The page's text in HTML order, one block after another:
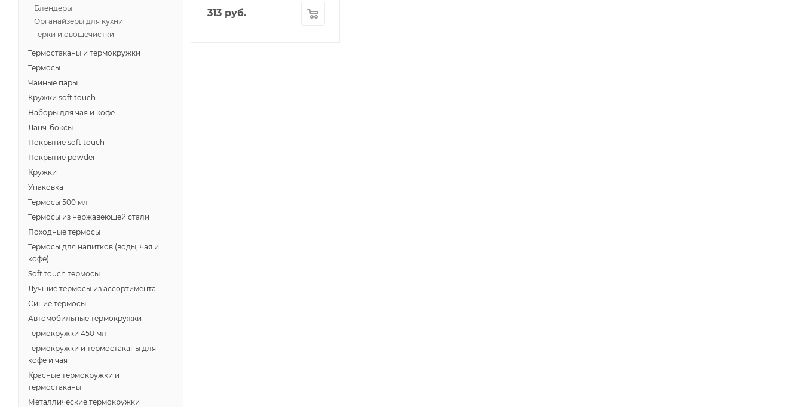
313 руб.
Блендеры
Органайзеры для кухни
Терки и овощечистки
Термостаканы и термокружки
Термосы
Чайные пары
Кружки soft touch
Наборы для чая и кофе
Ланч-боксы
Покрытие soft touch
Покрытие powder
Кружки
Упаковка
Термосы 500 мл
Термосы из нержавеющей стали
Походные термосы
Термосы для напитков (воды, чая и
кофе)
Soft touch термосы
Лучшие термосы из ассортимента
Синие термосы
Автомобильные термокружки
Термокружки 450 мл
Термокружки и термостаканы для
кофе и чая
Красные термокружки и
термостаканы
Металлические термокружки